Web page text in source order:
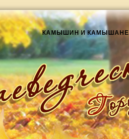
КАМЫШИН И КАМЫШАНЕ